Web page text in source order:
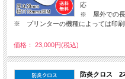
応
※ 屋外での長
※ プリンターの機種によっては印刷
価格： 23,000円(税込)
防炎クロス 2